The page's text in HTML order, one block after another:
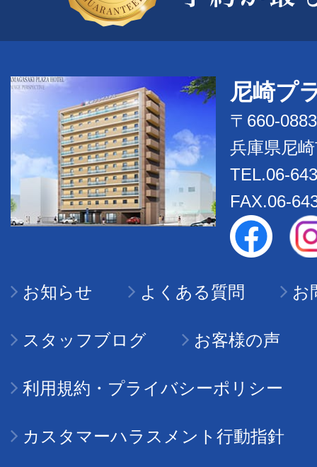
尼崎プ
〒660-0883
兵庫県尼
TEL.06-
FAX.06-
お知らせ よくある質問 お
スタッフブログ お客様の声
利用規約・プライバシーポリシー
カスタマーハラスメント行動指針